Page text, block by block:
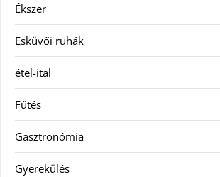
Ékszer
Esküvői ruhák
étel-ital
Fűtés
Gasztronómia
Gyerekülés